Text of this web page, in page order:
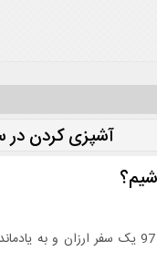
آشپزی کردن در
با استفاده از توصیه های این مقاله از زیبامون دات کام می توانید در نوروز 97 یک